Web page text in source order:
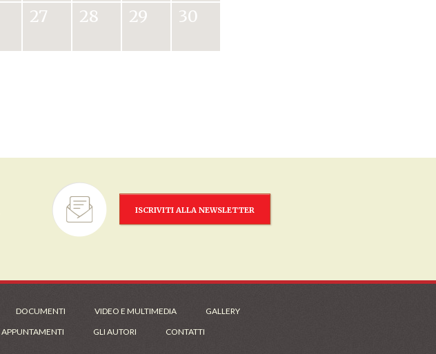
27 28 29 30
ISCRIVITI ALLA NEWSLETTER
DOCUMENTI VIDEO E MULTIMEDIA
GALLERY
APPUNTAMENTI GLI AUTORI CONTATTI